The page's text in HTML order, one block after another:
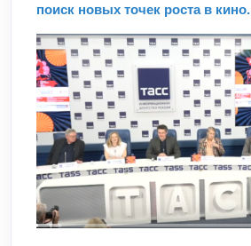
поиск новых точек роста в кино.